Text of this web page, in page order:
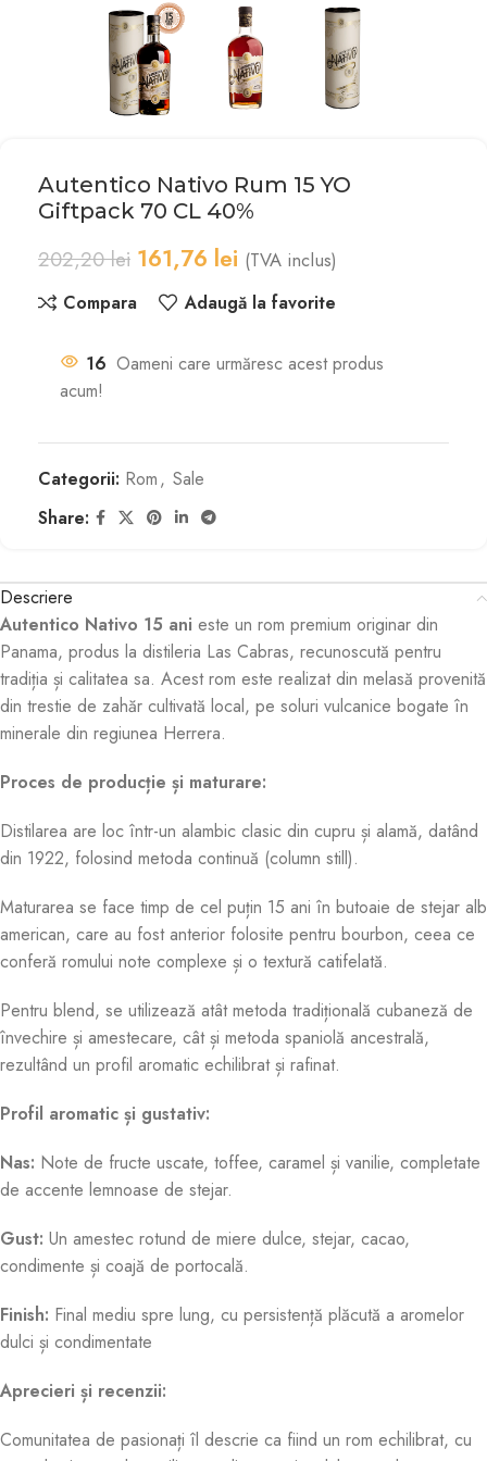
Autentico Nativo Rum 15 YO
Giftpack 70 CL 40%
202,20lei 161,76 lei (TVA inclus)
Compara Adaugă la favorite
16 Oameni care urmăresc acest produs
acum!
Categorii: Rom, Sale
Share:
Descriere
Autentico Nativo 15 ani este un rom premium originar din
Panama, produs la distileria Las Cabras, recunoscută pentru
tradiția și calitatea sa. Acest rom este realizat din melasă provenită
din trestie de zahăr cultivată local, pe soluri vulcanice bogate în
minerale din regiunea Herrera.
Proces de producție și maturare:
Distilarea are loc într-un alambic clasic din cupru și alamă, datând
din 1922, folosind metoda continuă (column still).
Maturarea se face timp de cel puțin 15 ani în butoaie de stejar alb
american, care au fost anterior folosite pentru bourbon, ceea ce
conferă romului note complexe și o textură catifelată.
Pentru blend, se utilizează atât metoda tradițională cubaneză de
învechire și amestecare, cât și metoda spaniolă ancestrală,
rezultând un profil aromatic echilibrat și rafinat.
Profil aromatic și gustativ:
Nas: Note de fructe uscate, toffee, caramel și vanilie, completate
de accente lemnoase de stejar.
Gust: Un amestec rotund de miere dulce, stejar, cacao,
condimente și coajă de portocală.
Finish: Final mediu spre lung, cu persistență plăcută a aromelor
dulci și condimentate
Aprecieri și recenzii:
Comunitatea de pasionați îl descrie ca fiind un rom echilibrat, cu